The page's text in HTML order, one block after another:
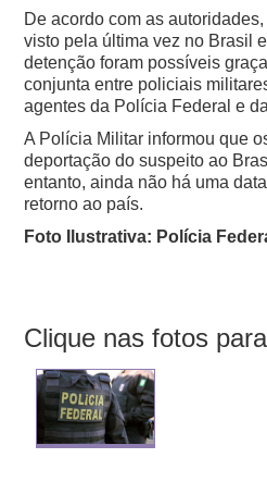
De acordo com as
visto pela última vez no Brasil
detenção foram possíveis
conjunta entre policiais
agentes da Polícia Federal e
A Polícia Militar informou que
deportação do suspeito ao
entanto, ainda não há uma
retorno ao país.
Foto Ilustrativa: Polícia
Clique nas fotos